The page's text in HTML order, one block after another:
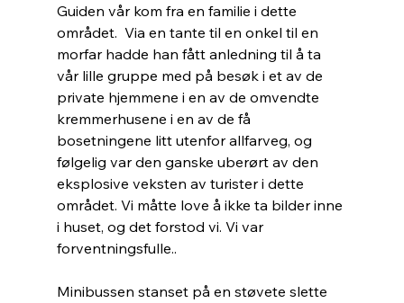
Guiden vår kom fra en familie i dette
området.  Via en tante til en onkel til en
morfar hadde han fått anledning til å ta
vår lille gruppe med på besøk i et av de
private hjemmene i en av de omvendte
kremmerhusene i en av de få
bosetningene litt utenfor allfarveg, og
følgelig var den ganske uberørt av den
eksplosive veksten av turister i dette
området. Vi måtte love å ikke ta bilder inne
i huset, og det forstod vi. Vi var
forventningsfulle..
Minibussen stanset på en støvete slette